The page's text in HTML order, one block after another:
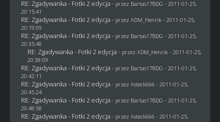
RE: Zgadywanka - Fotki 2 edycja - przez Bartas17BDG - 2011-01-25,
20:15:41
RE: Zgadywanka - Fotki 2 edycja - przez ADM_Henrik - 2011-01-25,
20:19:09
RE: Zgadywanka - Fotki 2 edycja - przez Bartas17BDG - 2011-01-25,
20:35:48
RE: Zgadywanka - Fotki 2 edycja - przez ADM_Henrik - 2011-01-25,
20:38:09
RE: Zgadywanka - Fotki 2 edycja - przez Bartas17BDG - 2011-01-25,
20:42:11
RE: Zgadywanka - Fotki 2 edycja - przez Asteck666 - 2011-01-25,
20:45:24
RE: Zgadywanka - Fotki 2 edycja - przez Bartas17BDG - 2011-01-25,
20:48:58
RE: Zgadywanka - Fotki 2 edycja - przez Asteck666 - 2011-01-25,